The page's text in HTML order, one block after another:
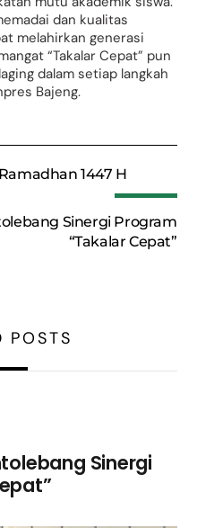
dan kualitas
melahirkan generasi
“Takalar Cepat” pun
dalam setiap langkah
Bajeng.
1447 H
Sinergi Program
“Takalar Cepat”
POSTS
Sinergi